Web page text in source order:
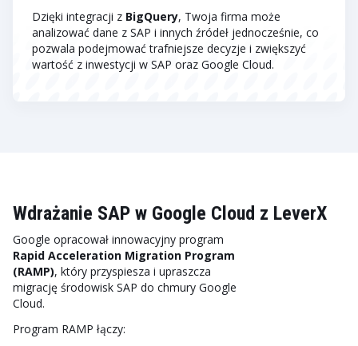
Dzięki integracji z BigQuery, Twoja firma może
analizować dane z SAP i innych źródeł jednocześnie, co
pozwala podejmować trafniejsze decyzje i zwiększyć
wartość z inwestycji w SAP oraz Google Cloud.
Wdrażanie SAP w Google Cloud z LeverX
Google opracował innowacyjny program
Rapid Acceleration Migration Program
(RAMP), który przyspiesza i upraszcza
migrację środowisk SAP do chmury Google
Cloud.
Program RAMP łączy: